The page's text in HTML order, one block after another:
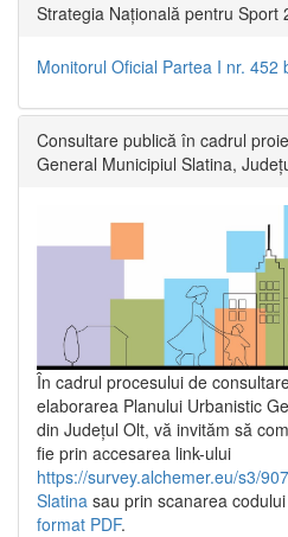
Strategia Națională pentru Sport
Monitorul Oficial Partea I nr. 452
Consultare publică în cadrul
General Municipiul Slatina,
În cadrul procesului de
elaborarea Planului Urbanistic
din Județul Olt, vă invităm să
fie prin accesarea link-ului
https://survey.alchemer.eu/s3/
Slatina sau prin scanarea
format PDF.